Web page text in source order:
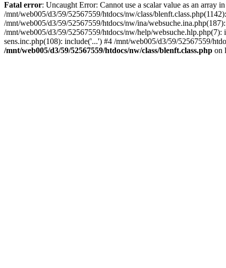
Fatal error: Uncaught Error: Cannot use a scalar value as an array
/mnt/web005/d3/59/52567559/htdocs/nw/class/
/mnt/web005/d3/59/52567559/htdocs/nw/ina/
/mnt/web005/d3/59/52567559/htdocs/nw/help/
sens.inc.php(108): include('...') #4 /mnt/web005/d3/59/52567559/
/mnt/web005/d3/59/52567559/htdocs/nw/class/blenft.class.php on